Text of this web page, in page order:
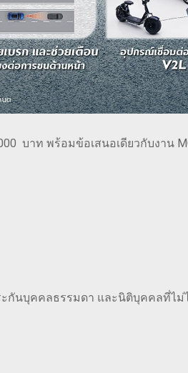
บาท พร้อมข้อเสนอเดียวกับงาน
ะกันบุคคลธรรมดา และนิติบุคคลที่ไ